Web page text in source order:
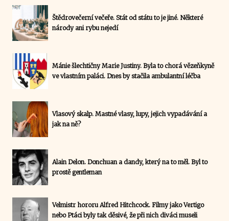
Štědrovečerní večeře. Stát od státu to je jiné. Některé
národy ani rybu nejedí
Mánie šlechtičny Marie Justiny. Byla to chorá vězeňkyně
ve vlastním paláci. Dnes by stačila ambulantní léčba
Vlasový skalp. Mastné vlasy, lupy, jejich vypadávání a
jak na ně?
Alain Delon. Donchuan a dandy, který na to měl. Byl to
prostě gentleman
Velmistr hororu Alfred Hitchcock. Filmy jako Vertigo
nebo Ptáci byly tak děsivé, že při nich diváci museli